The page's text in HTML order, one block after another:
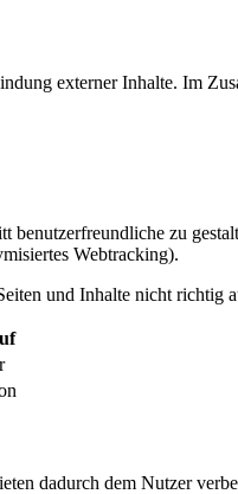
externer Inhalte. Im
zu
Webtracking).
und Inhalte nicht richtig
dadurch dem Nutzer